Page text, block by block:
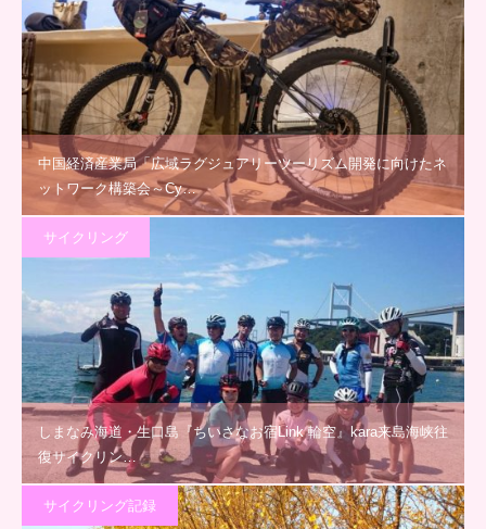
中国経済産業局「広域ラグジュアリーツーリズム開発に向けたネ
ットワーク構築会～Cy…
サイクリング
しまなみ海道・生口島『ちいさなお宿Link 輪空』kara来島海峡往
復サイクリン…
サイクリング記録